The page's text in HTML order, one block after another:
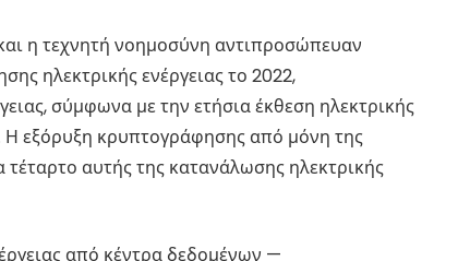
η τεχνητή νοημοσύνη αντιπροσώπευαν
ηλεκτρικής ενέργειας το 2022,
σύμφωνα με την ετήσια έκθεση ηλεκτρικής
Η εξόρυξη κρυπτογράφησης από μόνη της
τέταρτο αυτής της κατανάλωσης ηλεκτρικής
από κέντρα δεδομένων —